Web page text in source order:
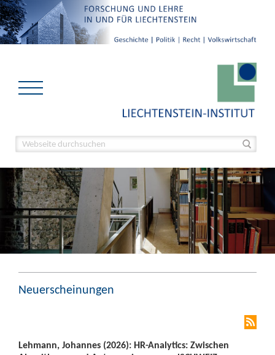
Neuerscheinungen
Lehmann, Johannes (2026): HR-Analytics: Zwischen